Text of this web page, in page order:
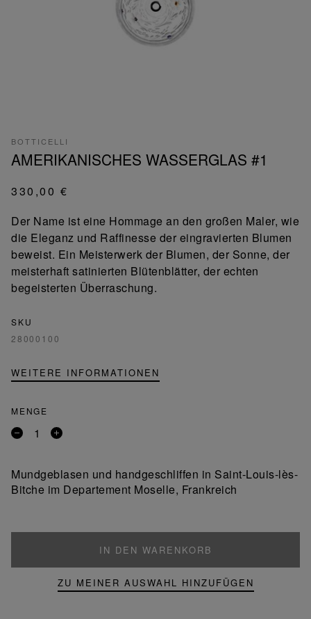
BOTTICELLI
AMERIKANISCHES WASSERGLAS #1
330,00 €
Der Name ist eine Hommage an den großen Maler, wie
die Eleganz und Raffinesse der eingravierten Blumen
beweist. Ein Meisterwerk der Blumen, der Sonne, der
meisterhaft satinierten Blütenblätter, der echten
begeisterten Überraschung.
SKU
28000100
WEITERE INFORMATIONEN
MENGE
Entfernen
Produkt
Ein
Mundgeblasen und handgeschliffen in Saint-Louis-lès-
Bitche im Departement Moselle, Frankreich
IN DEN WARENKORB
ZU MEINER AUSWAHL HINZUFÜGEN